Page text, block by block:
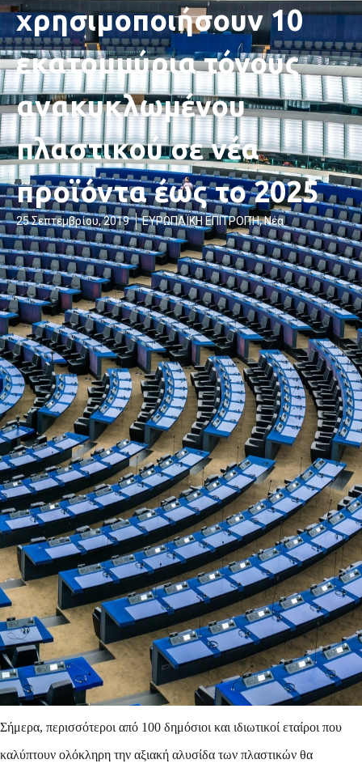
χρησιμοποιήσουν 10
εκατομμύρια τόνους
ανακυκλωμένου
πλαστικού σε νέα
προϊόντα έως το 2025
25 Σεπτεμβρίου, 2019 ΕΥΡΩΠΑΪΚΗ ΕΠΙΤΡΟΠΉ,Νέα
Σήμερα, περισσότεροι από 100 δημόσιοι και ιδιωτικοί εταίροι που
καλύπτουν ολόκληρη την αξιακή αλυσίδα των πλαστικών θα